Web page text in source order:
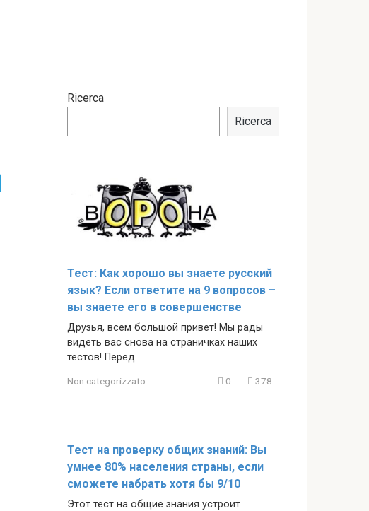
Ricerca
Ricerca
Тест: Как хорошо вы знаете русский
язык? Если ответите на 9 вопросов –
вы знаете его в совершенстве
Друзья, всем большой привет! Мы рады
видеть вас снова на страничках наших
тестов! Перед
Non categorizzato 0 378
Тест на проверку общих знаний: Вы
умнее 80% населения страны, если
сможете набрать хотя бы 9/10
Этот тест на общие знания устроит